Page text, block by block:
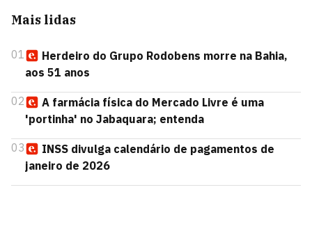
Mais lidas
01
Herdeiro do Grupo Rodobens morre na Bahia,
aos 51 anos
02
A farmácia física do Mercado Livre é uma
'portinha' no Jabaquara; entenda
03
INSS divulga calendário de pagamentos de
janeiro de 2026